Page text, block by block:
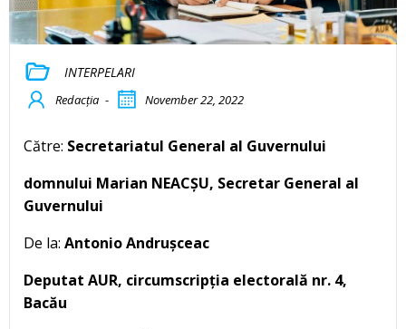
INTERPELARI
Redacția - November 22, 2022
Către: Secretariatul General al Guvernului
domnului Marian NEACȘU, Secretar General al
Guvernului
De la: Antonio Andrușceac
Deputat AUR, circumscripția electorală nr. 4,
Bacău